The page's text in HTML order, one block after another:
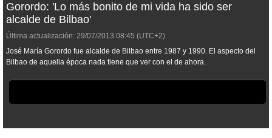
Gorordo: 'Lo más bonito de mi vida ha sido ser
alcalde de Bilbao'
Última actualización: 29/07/2013 08:45 (UTC+2)
José María Gorordo fue alcalde de Bilbao entre 1987 y 1990. El aspecto del
Bilbao de aquella época nada tiene que ver con el de ahora.